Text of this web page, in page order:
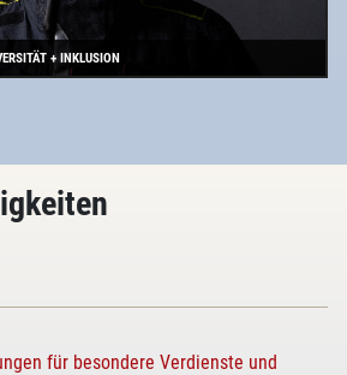
+ INKLUSION
für besondere Verdienste und